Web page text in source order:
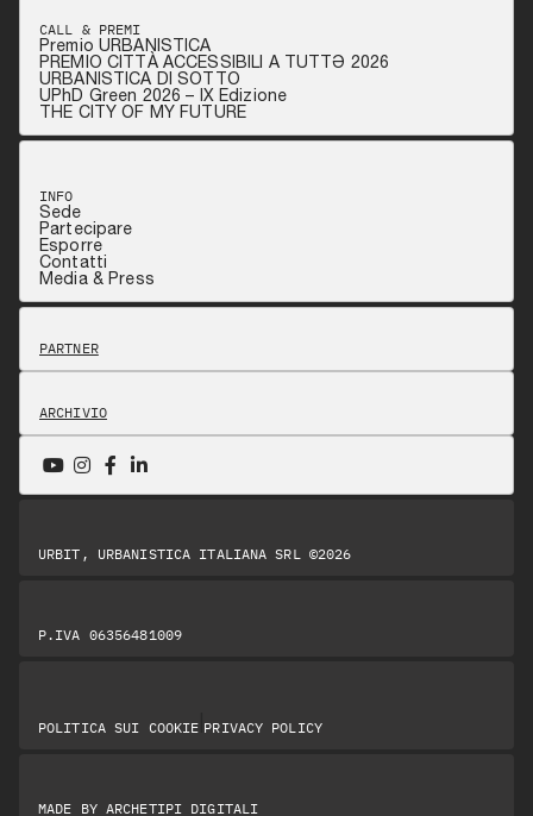
CALL & PREMI
Premio URBANISTICA
PREMIO CITTÀ ACCESSIBILI A TUTTƏ 2026
URBANISTICA DI SOTTO
UPhD Green 2026 – IX Edizione
THE CITY OF MY FUTURE
INFO
Sede
Partecipare
Esporre
Contatti
Media & Press
PARTNER
ARCHIVIO
URBIT, URBANISTICA ITALIANA SRL ©2026
P.IVA 06356481009
POLITICA SUI COOKIE PRIVACY POLICY
MADE BY ARCHETIPI DIGITALI